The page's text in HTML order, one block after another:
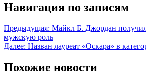
Навигация по записям
Предыдущая: Майкл Б. Джордан
мужскую роль
Далее: Назван лауреат «Оскара» в
Похожие новости